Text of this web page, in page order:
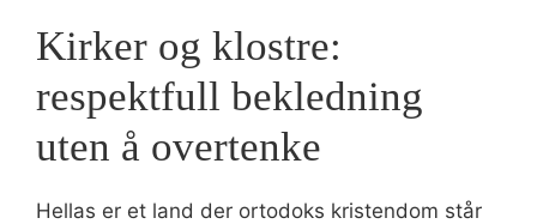
Kirker og klostre:
respektfull bekledning
uten å overtenke
Hellas er et land der ortodoks kristendom står